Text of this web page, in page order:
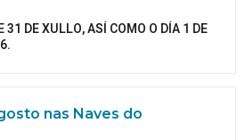
31 DE XULLO, ASÍ COMO O DÍA 1 DE
nas Naves do